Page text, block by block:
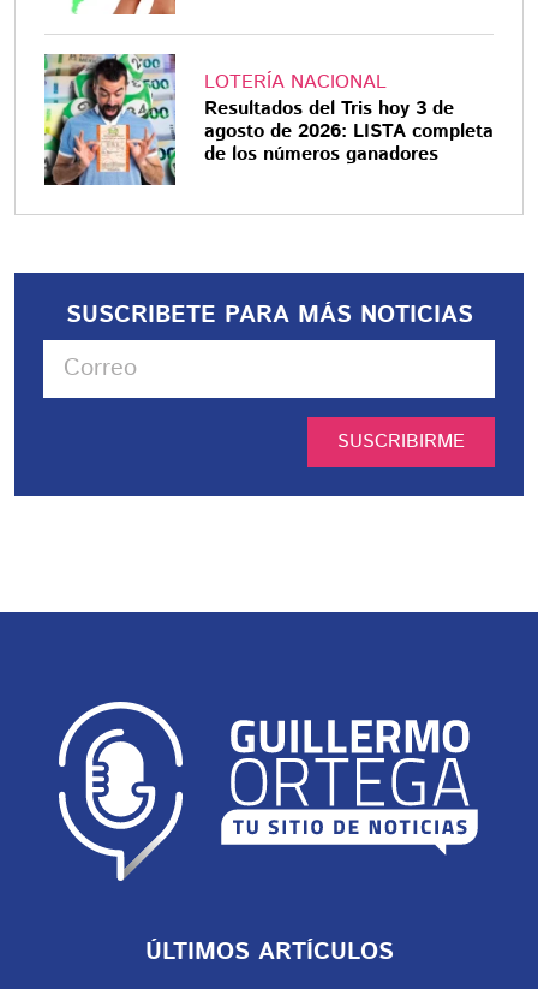
LOTERÍA NACIONAL
Resultados del Tris hoy 3 de
agosto de 2026: LISTA completa
de los números ganadores
SUSCRIBETE PARA MÁS NOTICIAS
SUSCRIBIRME
ÚLTIMOS ARTÍCULOS